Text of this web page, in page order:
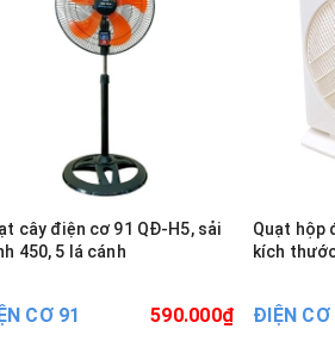
cây điện cơ 91 QĐ-H5, sải
450, 5 lá cánh
CƠ 91 590.000₫
Quạt hộp
kích
ĐIỆN CƠ